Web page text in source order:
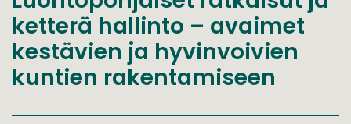
ketterä hallinto – avaimet
kestävien ja hyvinvoivien
kuntien rakentamiseen